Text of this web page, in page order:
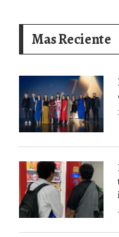
Mas Reciente